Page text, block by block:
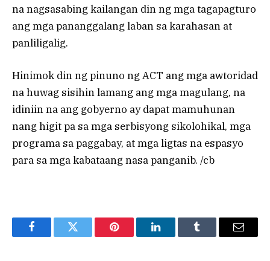
na nagsasabing kailangan din ng mga tagapagturo
ang mga pananggalang laban sa karahasan at
panliligalig.
Hinimok din ng pinuno ng ACT ang mga awtoridad
na huwag sisihin lamang ang mga magulang, na
idiniin na ang gobyerno ay dapat mamuhunan
nang higit pa sa mga serbisyong sikolohikal, mga
programa sa paggabay, at mga ligtas na espasyo
para sa mga kabataang nasa panganib. /cb
FacebookTwitter Pinterest LinkedInTumblr Email